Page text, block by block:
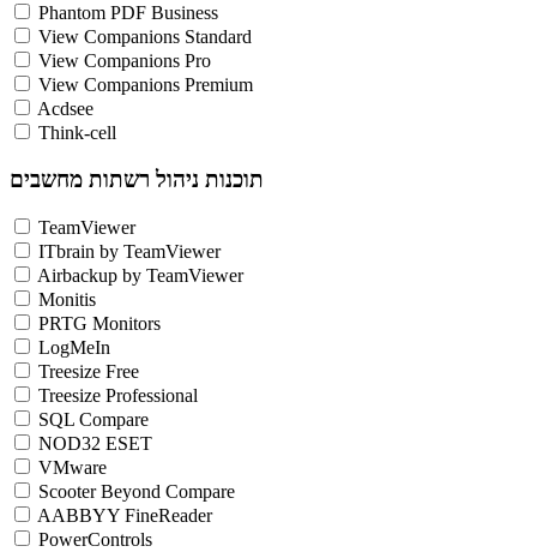
Phantom PDF Business
View Companions Standard
View Companions Pro
View Companions Premium
Acdsee
Think-cell
תוכנות ניהול רשתות מחשבים
TeamViewer
ITbrain by TeamViewer
Airbackup by TeamViewer
Monitis
PRTG Monitors
LogMeIn
Treesize Free
Treesize Professional
SQL Compare
NOD32 ESET
VMware
Scooter Beyond Compare
AABBYY FineReader
PowerControls